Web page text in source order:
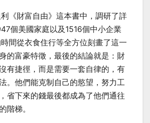
《財富自由》這本書中，調研了詳
個美國家庭以及1516個中小企業
間從衣食住行等全方位刻畫了這一
的富豪特徵，最後的結論就是：財
有捷徑，而是需要一套自律的，有
。他們能克制自己的慾望，努力工
省下來的錢最後都成為了他們通往
階梯。